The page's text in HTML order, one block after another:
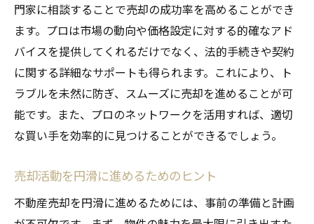
門家に相談することで売却の成功率を高めることができ
ます。プロは市場の動向や価格設定に対する的確なアド
バイスを提供してくれるだけでなく、法的手続きや契約
に関する詳細なサポートも得られます。これにより、ト
ラブルを未然に防ぎ、スムーズに売却を進めることが可
能です。また、プロのネットワークを活用すれば、適切
な買い手を効率的に見つけることができるでしょう。
売却活動を円滑に進めるためのヒント
不動産売却を円滑に進めるためには、事前の準備と計画